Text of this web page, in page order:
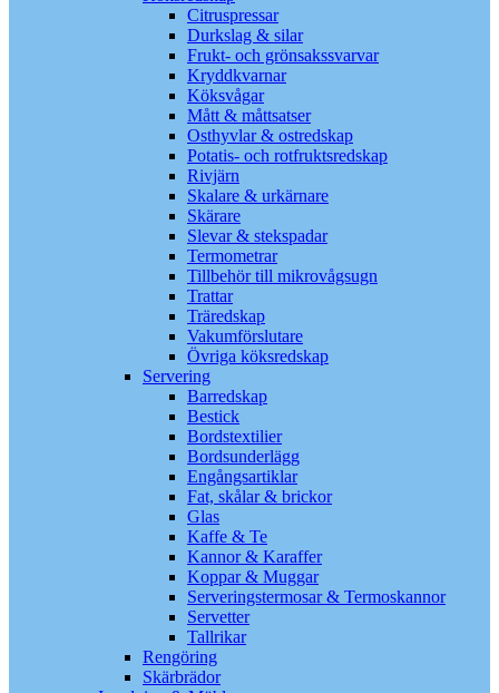
Citruspressar
Durkslag & silar
Frukt- och grönsakssvarvar
Kryddkvarnar
Köksvågar
Mått & måttsatser
Osthyvlar & ostredskap
Potatis- och rotfruktsredskap
Rivjärn
Skalare & urkärnare
Skärare
Slevar & stekspadar
Termometrar
Tillbehör till mikrovågsugn
Trattar
Träredskap
Vakumförslutare
Övriga köksredskap
Servering
Barredskap
Bestick
Bordstextilier
Bordsunderlägg
Engångsartiklar
Fat, skålar & brickor
Glas
Kaffe & Te
Kannor & Karaffer
Koppar & Muggar
Serveringstermosar & Termoskannor
Servetter
Tallrikar
Rengöring
Skärbrädor